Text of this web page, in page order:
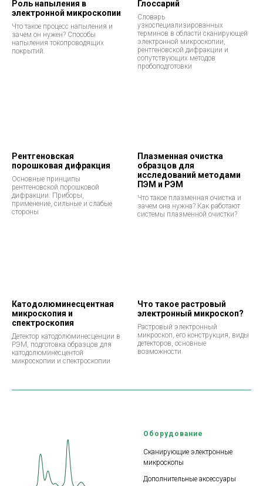
Роль напыления в
электронной микроскопии
Что такое процесс напыления и
зачем он нужен? Способы
напыления токопроводящих
покрытий.
Глоссарий
Cловарь
узкоспециализированных
терминов в области сканирующей
электронной микроскопии,
рентгеновской дифракции и
сопутствующих методов
пробоподготовки
Рентгеновская
порошковая дифракция
Основные принципы
рентгеновской порошковой
дифракции. Приборы,
применение, сильные и слабые
стороны
Плазменная очистка
образцов для
исследований методами
ПЭМ и РЭМ
Что такое плазменная очистка и
зачем она нужна? Как работают
системы плазменной очистки?
Катодолюминесцентная
микроскопия и
спектроскопия
Детектор катодолюминесценции в
РЭМ, подготовка образцов для
катодолюминесцентой
микроскопии и спектроскопии
Что такое растровый
электронный микроскоп?
Растровый электронный
микроскоп, его конструкция, виды
детекторов, основные
возможности.
Оборудование
Сканирующие электронные
микроскопы
Дополнительные аксессуары